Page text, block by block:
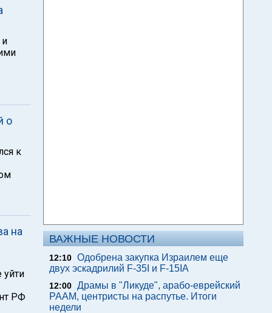
и
о
к
на
уйти
РФ
ВАЖНЫЕ НОВОСТИ
12:10 Одобрена закупка Израилем еще
двух эскадрилий F-35I и F-15IA
12:00 Драмы в "Ликуде", арабо-еврейский
РААМ, центристы на распутье. Итоги
недели